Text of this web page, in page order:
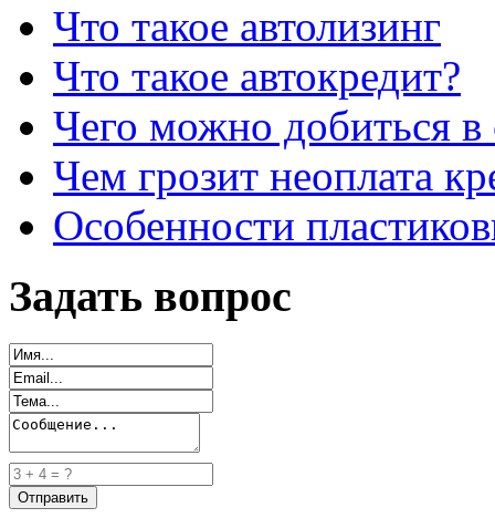
Что такое автолизинг
Что такое автокредит?
Чего можно добиться в
Чем грозит неоплата
Особенности
Задать вопрос